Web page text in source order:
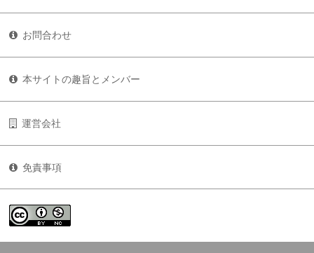
お問合わせ
本サイトの趣旨とメンバー
運営会社
免責事項